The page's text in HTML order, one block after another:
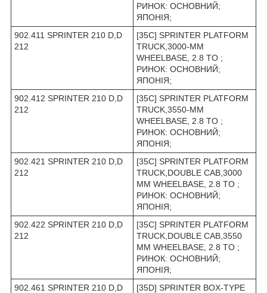
РИНОК: ОСНОВНИЙ;
ЯПОНІЯ;
902.411 SPRINTER 210 D,D
212
[35C] SPRINTER PLATFORM
TRUCK,3000-MM
WHEELBASE, 2.8 TO ;
РИНОК: ОСНОВНИЙ;
ЯПОНІЯ;
902.412 SPRINTER 210 D,D
212
[35C] SPRINTER PLATFORM
TRUCK,3550-MM
WHEELBASE, 2.8 TO ;
РИНОК: ОСНОВНИЙ;
ЯПОНІЯ;
902.421 SPRINTER 210 D,D
212
[35C] SPRINTER PLATFORM
TRUCK,DOUBLE CAB,3000
MM WHEELBASE, 2.8 TO ;
РИНОК: ОСНОВНИЙ;
ЯПОНІЯ;
902.422 SPRINTER 210 D,D
212
[35C] SPRINTER PLATFORM
TRUCK,DOUBLE CAB,3550
MM WHEELBASE, 2.8 TO ;
РИНОК: ОСНОВНИЙ;
ЯПОНІЯ;
902.461 SPRINTER 210 D,D
[35D] SPRINTER BOX-TYPE